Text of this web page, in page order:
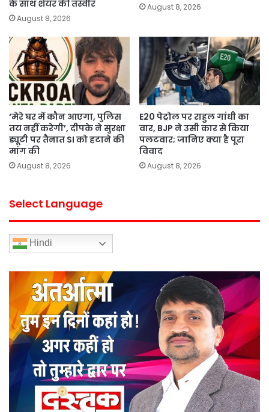
के साथ शेयर की तस्वीर
August 8, 2026
August 8, 2026
‘मेरे घर में कौन आएगा, पुलिस
तय नहीं करेगी’, दीपके ने सुरक्षा
ड्यूटी पर तैनात SI को हटाने की
मांग की
August 8, 2026
E20 पेट्रोल पर राहुल गांधी का
वार, BJP ने उसी कार से किया
पलटवार; जानिए क्या है पूरा
विवाद
August 8, 2026
Select Language
Hindi